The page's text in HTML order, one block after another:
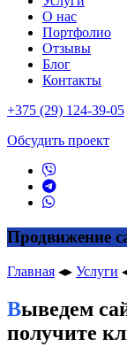
О нас
Портфолио
Отзывы
Блог
Контакты
+375 (29) 124-39-05
Обсудить проект
Продвижение
Главная ◂▸ Услуги
Выведем сайт в ТОП-10 — и вы
получите